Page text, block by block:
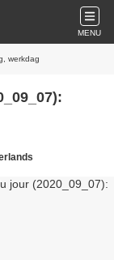
MENU
werkdag